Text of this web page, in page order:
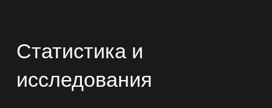
Статистика и
исследования